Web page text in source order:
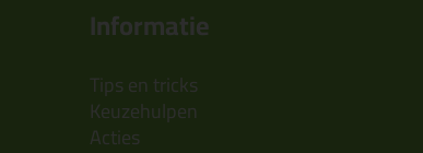
Informatie
Tips en tricks
Keuzehulpen
Acties